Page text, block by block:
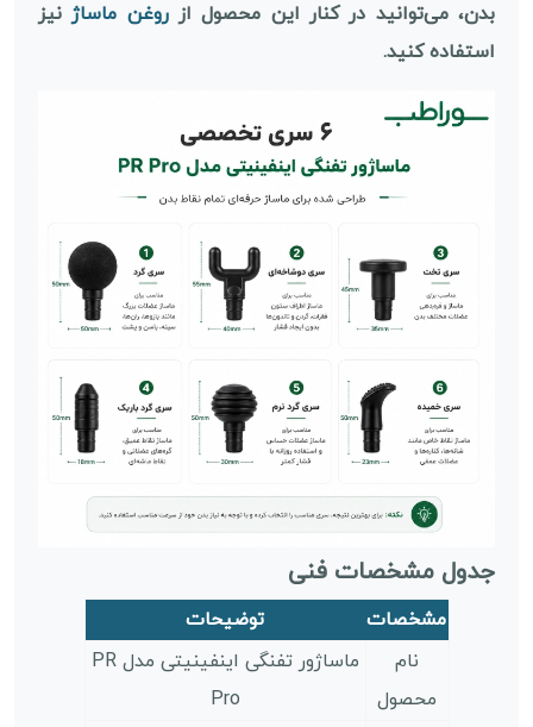
بدن، می‌توانید در کنار این محصول ازروغن ماساژنیز
استفاده کنید.
جدول مشخصات فنی
مشخصات
توضیحات
نام
محصول
ماساژور تفنگی اینفینیتی مدل PR
Pro